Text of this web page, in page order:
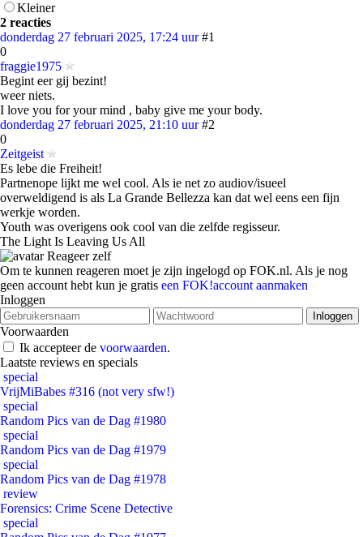
Kleiner
2 reacties
donderdag 27 februari 2025, 17:24 uur #1
0
fraggie1975
Begint eer gij bezint!
weer niets.
I love you for your mind , baby give me your body.
donderdag 27 februari 2025, 21:10 uur #2
0
Zeitgeist
Es lebe die Freiheit!
Partnenope lijkt me wel cool. Als ie net zo audiov/isueel
overweldigend is als La Grande Bellezza kan dat wel eens een fijn
werkje worden.
Youth was overigens ook cool van die zelfde regisseur.
The Light Is Leaving Us All
Reageer zelf
Om te kunnen reageren moet je zijn ingelogd op FOK.nl. Als je nog
geen account hebt kun je gratis een FOK!account aanmaken
Inloggen
Voorwaarden
Ik accepteer de voorwaarden.
Laatste reviews en specials
special
VrijMiBabes #316 (not very sfw!)
special
Random Pics van de Dag #1980
special
Random Pics van de Dag #1979
special
Random Pics van de Dag #1978
review
Forensics: Crime Scene Detective
special